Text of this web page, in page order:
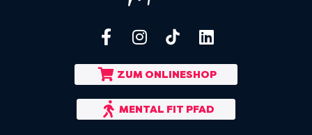
ZUM ONLINESHOP
MENTAL FIT PFAD